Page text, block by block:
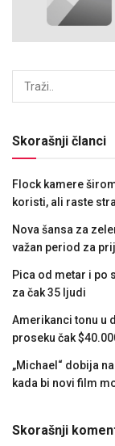
Skorašnji članci
Flock kamere
koristi, ali raste
Nova šansa za
važan period za
Pica od metar i po
za čak 35 ljudi
Amerikanci tonu u
proseku čak
„Michael“ dobija
kada bi novi film
Skorašnji